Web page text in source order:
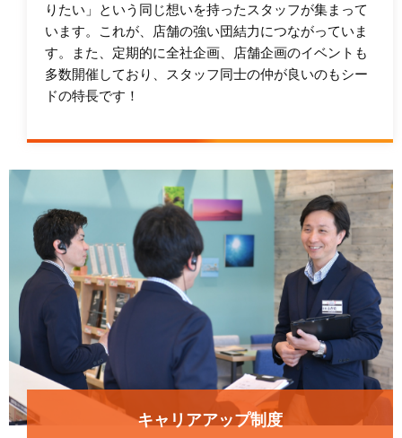
りたい」という同じ想いを持ったスタッフが集まって
います。これが、店舗の強い団結力につながっていま
す。また、定期的に全社企画、店舗企画のイベントも
多数開催しており、スタッフ同士の仲が良いのもシー
ドの特長です！
キャリアアップ制度